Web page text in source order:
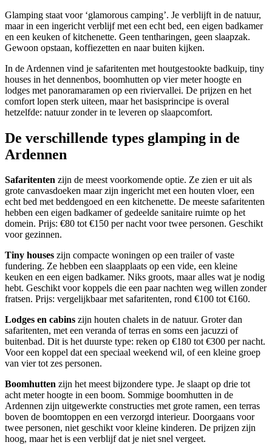
Glamping staat voor ‘glamorous camping’. Je verblijft in de natuur,
maar in een ingericht verblijf met een echt bed, een eigen badkamer
en een keuken of kitchenette. Geen tentharingen, geen slaapzak.
Gewoon opstaan, koffiezetten en naar buiten kijken.
In de Ardennen vind je safaritenten met houtgestookte badkuip, tiny
houses in het dennenbos, boomhutten op vier meter hoogte en
lodges met panoramaramen op een riviervallei. De prijzen en het
comfort lopen sterk uiteen, maar het basisprincipe is overal
hetzelfde: natuur zonder in te leveren op slaapcomfort.
De verschillende types glamping in de
Ardennen
Safaritenten zijn de meest voorkomende optie. Ze zien er uit als
grote canvasdoeken maar zijn ingericht met een houten vloer, een
echt bed met beddengoed en een kitchenette. De meeste safaritenten
hebben een eigen badkamer of gedeelde sanitaire ruimte op het
domein. Prijs: €80 tot €150 per nacht voor twee personen. Geschikt
voor gezinnen.
Tiny houses zijn compacte woningen op een trailer of vaste
fundering. Ze hebben een slaapplaats op een vide, een kleine
keuken en een eigen badkamer. Niks groots, maar alles wat je nodig
hebt. Geschikt voor koppels die een paar nachten weg willen zonder
fratsen. Prijs: vergelijkbaar met safaritenten, rond €100 tot €160.
Lodges en cabins zijn houten chalets in de natuur. Groter dan
safaritenten, met een veranda of terras en soms een jacuzzi of
buitenbad. Dit is het duurste type: reken op €180 tot €300 per nacht.
Voor een koppel dat een speciaal weekend wil, of een kleine groep
van vier tot zes personen.
Boomhutten zijn het meest bijzondere type. Je slaapt op drie tot
acht meter hoogte in een boom. Sommige boomhutten in de
Ardennen zijn uitgewerkte constructies met grote ramen, een terras
boven de boomtoppen en een verzorgd interieur. Doorgaans voor
twee personen, niet geschikt voor kleine kinderen. De prijzen zijn
hoog, maar het is een verblijf dat je niet snel vergeet.